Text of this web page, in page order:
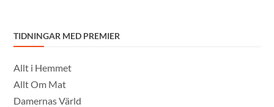
TIDNINGAR MED PREMIER
Allt i Hemmet
Allt Om Mat
Damernas Värld